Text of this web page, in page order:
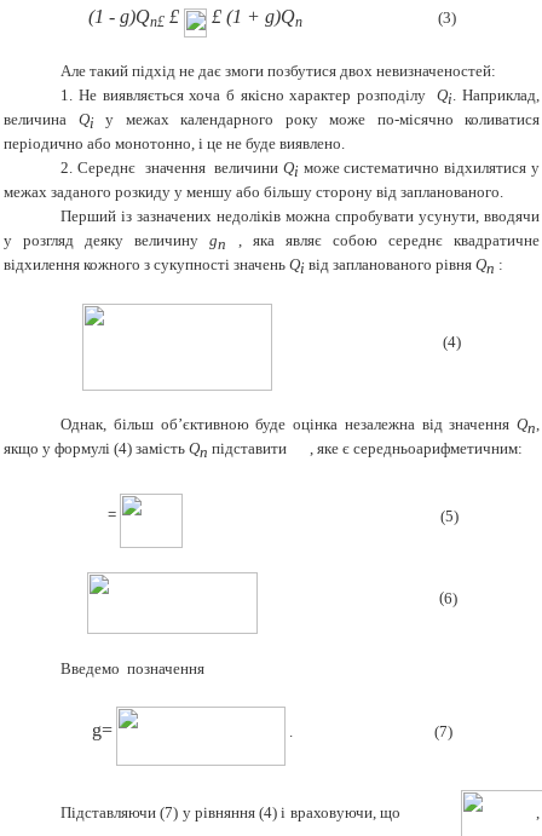
(1 - g)Qп£ £ £(1 + g)Qп (3)
Але такий підхід не дає змоги позбутися двох невизначеностей:
1. Не виявляється хоча б якісно характер розподілуQі. Наприклад,
величина Qі
у межах календарного року може по-місячно коливатися
періодично або монотонно, і це не буде виявлено.
2. Середнє значення величини Qі може систематично відхилятися у
межах заданого розкиду у меншу або більшу сторону від запланованого.
Перший із зазначених недоліків можна спробувати усунути, вводячи
у розгляд деяку величинуgп , яка являє собою середнє квадратичне
відхилення кожного з сукупності значень Qі від запланованого рівня Qп :
(4)
Однак, більш об’єктивною буде оцінка незалежна від значення Qп,
якщо у формулі (4) замість Qп підставити , яке є середньоарифметичним:
= (5)
(6)
Введемо позначення
g= . (7)
Підставляючи (7) у рівняння (4) і враховуючи, що